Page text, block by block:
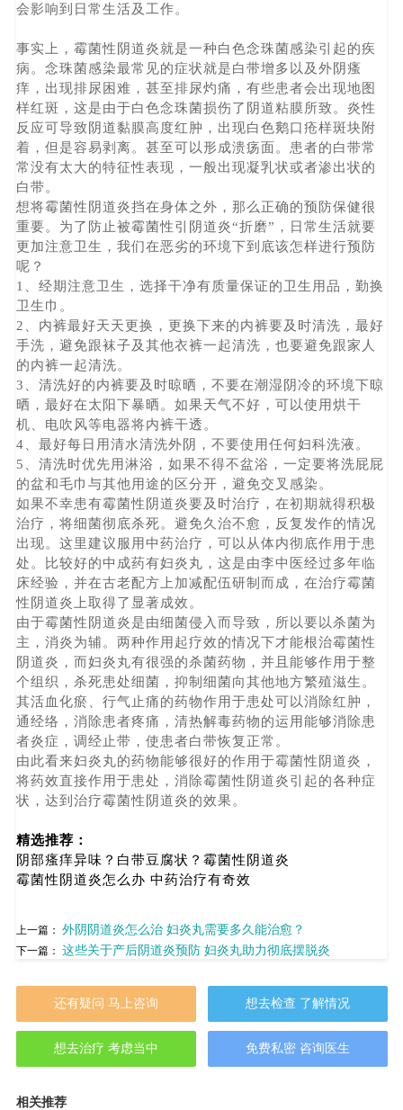
会影响到日常生活及工作。
事实上，霉菌性阴道炎就是一种白色念珠菌感染引起的疾
病。念珠菌感染最常见的症状就是白带增多以及外阴瘙
痒，出现排尿困难，甚至排尿灼痛，有些患者会出现地图
样红斑，这是由于白色念珠菌损伤了阴道粘膜所致。炎性
反应可导致阴道黏膜高度红肿，出现白色鹅口疮样斑块附
着，但是容易剥离。甚至可以形成溃疡面。患者的白带常
常没有太大的特征性表现，一般出现凝乳状或者渗出状的
白带。
想将霉菌性阴道炎挡在身体之外，那么正确的预防保健很
重要。为了防止被霉菌性引阴道炎“折磨”，日常生活就要
更加注意卫生，我们在恶劣的环境下到底该怎样进行预防
呢？
1、经期注意卫生，选择干净有质量保证的卫生用品，勤换
卫生巾。
2、内裤最好天天更换，更换下来的内裤要及时清洗，最好
手洗，避免跟袜子及其他衣裤一起清洗，也要避免跟家人
的内裤一起清洗。
3、清洗好的内裤要及时晾晒，不要在潮湿阴冷的环境下晾
晒，最好在太阳下暴晒。如果天气不好，可以使用烘干
机、电吹风等电器将内裤干透。
4、最好每日用清水清洗外阴，不要使用任何妇科洗液。
5、清洗时优先用淋浴，如果不得不盆浴，一定要将洗屁屁
的盆和毛巾与其他用途的区分开，避免交叉感染。
如果不幸患有霉菌性阴道炎要及时治疗，在初期就得积极
治疗，将细菌彻底杀死。避免久治不愈，反复发作的情况
出现。这里建议服用中药治疗，可以从体内彻底作用于患
处。比较好的中成药有妇炎丸，这是由李中医经过多年临
床经验，并在古老配方上加减配伍研制而成，在治疗霉菌
性阴道炎上取得了显著成效。
由于霉菌性阴道炎是由细菌侵入而导致，所以要以杀菌为
主，消炎为辅。两种作用起疗效的情况下才能根治霉菌性
阴道炎，而妇炎丸有很强的杀菌药物，并且能够作用于整
个组织，杀死患处细菌，抑制细菌向其他地方繁殖滋生。
其活血化瘀、行气止痛的药物作用于患处可以消除红肿，
通经络，消除患者疼痛，清热解毒药物的运用能够消除患
者炎症，调经止带，使患者白带恢复正常。
由此看来妇炎丸的药物能够很好的作用于霉菌性阴道炎，
将药效直接作用于患处，消除霉菌性阴道炎引起的各种症
状，达到治疗霉菌性阴道炎的效果。
精选推荐：
阴部瘙痒异味？白带豆腐状？霉菌性阴道炎
霉菌性阴道炎怎么办 中药治疗有奇效
上一篇： 外阴阴道炎怎么治 妇炎丸需要多久能治愈？
下一篇： 这些关于产后阴道炎预防 妇炎丸助力彻底摆脱炎
还有疑问 马上咨询 想去检查 了解情况
想去治疗 考虑当中 免费私密 咨询医生
相关推荐